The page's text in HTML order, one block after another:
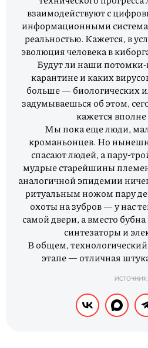
взаимодействуют с
информационными
реальностью. Кажется, в
эволюция человека в
Будут ли наши потомки-
карантине и каких
больше — биологических
задумываешься об этом,
кажется
Мы пока еще люди,
кроманьонцев. Но
спасают людей, а пару-
мудрые старейшины
аналогичной эпидемии
ритуальным ножом пару
охоты на зубров — у нас
самой двери, а вместо
синтезаторы и
В общем,
этапе — отличная
ИСТОЧНИК: